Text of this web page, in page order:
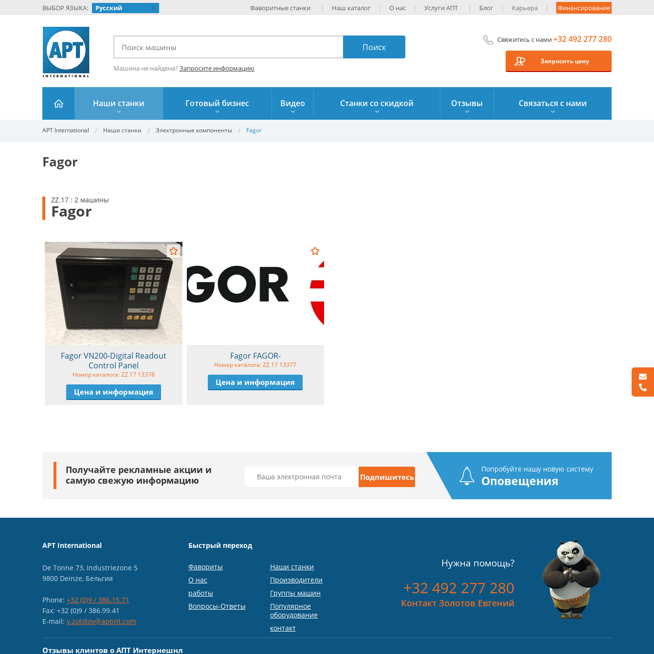
ВЫБОР ЯЗЫКА: Русский Фаворитные станки Наш каталог О нас Услуги AПT Блог Карьера Финансирование
Машина не найдена? Запросите информацию
Свяжитесь с нами+32 492 277 280
Запросить цену
Наши станки Готовый бизнес Видео Станки со скидкой Отзывы Связаться с нами
APT International Наши станки Электронные компоненты Fagor
Fagor
ZZ.17 : 2 машины
Fagor
Fagor VN200-Digital Readout
Control Panel
Номер каталога: ZZ.17 13378
Цена и информация
Fagor FAGOR-
Номер каталога: ZZ.17 13377
Цена и информация
Получайте рекламные акции и
самую свежую информацию
Попробуйте нашу новую систему
Оповещения
APT International
De Tonne 73, Industriezone 5
9800 Deinze, Бельгия
Phone: +32 (0)9 / 386.15.71
Fax: +32 (0)9 / 386.99.41
E-mail: y.zolotov@aptint.com
Быстрый переход
Фавориты
О нас
работы
Вопросы-Ответы
Наши станки
Производители
Группы машин
Популярное
оборудование
контакт
Нужна помощь?
+32 492 277 280
Контакт Золотов Евгений
Отзывы клинтов о АПТ Интернешнл